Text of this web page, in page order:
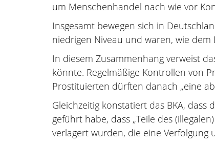
um Menschenhandel nach wie vor
Insgesamt bewegen sich in
niedrigen Niveau und waren, wie
In diesem Zusammenhang verweist
könnte. Regelmäßige Kontrollen von
Prostituierten dürften danach „eine
Gleichzeitig konstatiert das BKA,
geführt habe, dass „Teile des
verlagert wurden, die eine Verfolgung